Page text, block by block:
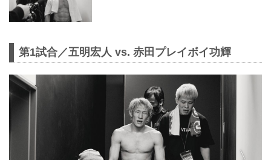
第1試合／五明宏人 vs. 赤田プレイボイ功輝